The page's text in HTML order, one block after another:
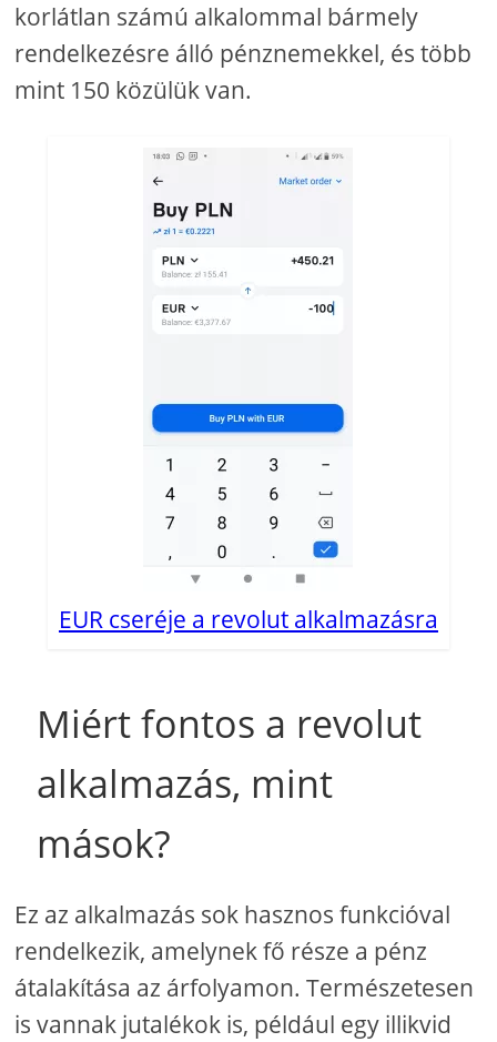
korlátlan számú alkalommal bármely
rendelkezésre álló pénznemekkel, és több
mint 150 közülük van.
EUR cseréje a revolut alkalmazásra
Miért fontos a revolut
alkalmazás, mint
mások?
Ez az alkalmazás sok hasznos funkcióval
rendelkezik, amelynek fő része a pénz
átalakítása az árfolyamon. Természetesen
is vannak jutalékok is, például egy illikvid